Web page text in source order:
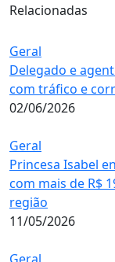
Relacionadas
Geral
Delegado e
com tráfico e
02/06/2026
Geral
Princesa Isabel
com mais de R$
região
11/05/2026